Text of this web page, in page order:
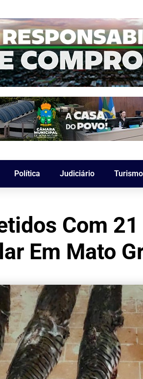
Política Judiciário Turismo
Com
Em Mato